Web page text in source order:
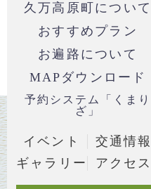
久万高原町について
おすすめプラン
お遍路について
MAPダウンロード
予約システム「くまり
ざ」
イベント
交通情報
ギャラリー
アクセス